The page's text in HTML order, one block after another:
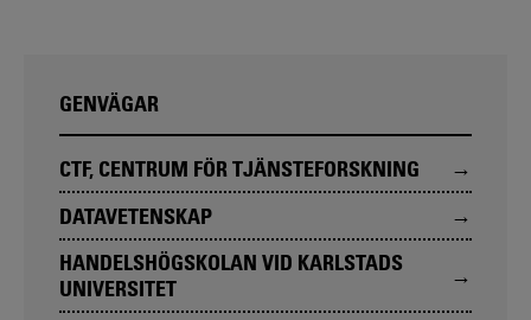
GENVÄGAR
CTF, CENTRUM FÖR TJÄNSTEFORSKNING
DATAVETENSKAP
HANDELSHÖGSKOLAN VID KARLSTADS
UNIVERSITET